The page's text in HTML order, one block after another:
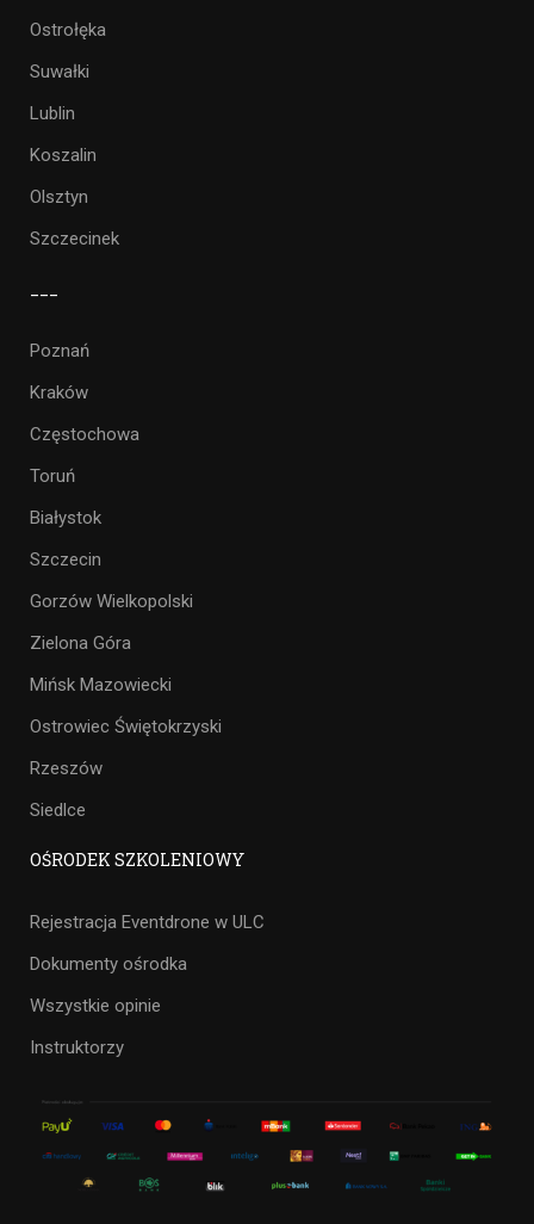
Ostrołęka
Suwałki
Lublin
Koszalin
Olsztyn
Szczecinek
Poznań
Kraków
Częstochowa
Toruń
Białystok
Szczecin
Gorzów Wielkopolski
Zielona Góra
Mińsk Mazowiecki
Ostrowiec Świętokrzyski
Rzeszów
Siedlce
OŚRODEK SZKOLENIOWY
Rejestracja Eventdrone w ULC
Dokumenty ośrodka
Wszystkie opinie
Instruktorzy